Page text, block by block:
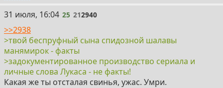
25
31 июля, 16:04 25 212940
>>2938
>твой беспруфный сына спидозной шалавы
манямирок - факты
>задокументированное производство сериала и
личные слова Лукаса - не факты!
Какая же ты отсталая свинья, ужас. Умри.